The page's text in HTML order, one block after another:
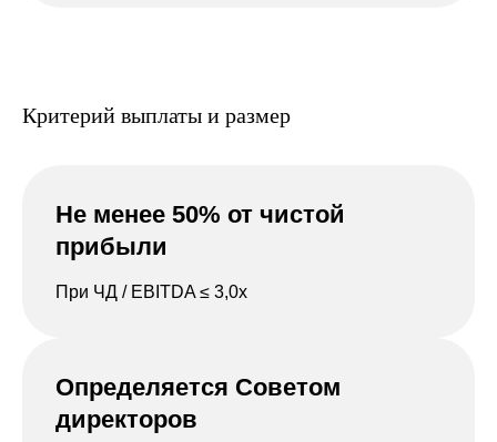
Критерий выплаты и размер
Не менее 50% от чистой
прибыли
При ЧД / EBITDA ≤ 3,0х
Определяется Советом
директоров